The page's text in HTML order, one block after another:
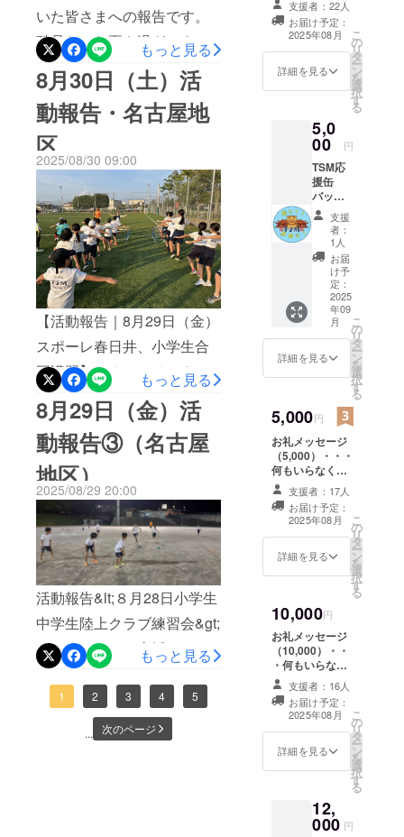
当にありがたかった」とい
う感謝の言葉を多数いただ
いております。そして今、
新たな戦いが始まっていま
す。来年度の全国大会を目
指し、1・2年生による秋の
新人戦がスタートしまし
た。愛知県では、10月25日
に愛知県新人戦が開催しま
す。ここで戦う選手たち
が、来年山口県で行われる
全中を目指す世代の中心と
なっていきます。1年のサイ
クルは本当に早く、コーチ
としても目まぐるしい毎日
ですが、それだけに充実感
もあります。子どもたちの
成長を近くで感じられるこ
とに、大きな喜びと責任を
感じています。これから
も、TSMは競技力だけでな
く「人間力の向上」を大切
に、選手一人ひとりと向き
合いながら進んでまいりま
す。引き続き、皆さまの温
かいご声援を、どうぞよろ
しくお願いいたします。
コーチ 桑山TSMスタッフ一
で競技を見据えて更なるレ
ベルアップを目指す選手。2
年連続全中出場を目標に今
回の課題克服に取り組む選
手。全中に出場する為に新
しい種目にも取り組み始め
る選手。それぞれの目標に
向かって日々切磋琢磨し頑
張っております！来年の全
中にはより多くの選手が出
場出来たらと思います！来
年のアジア大会・2028年の
ロサンゼルスオリンピック
とTSM出身者が出場するか
もしれません。その際は今
回と変わらぬ熱い声援をお
願いします！改めてになり
ますが、クラウドファン
ディングのご縁でTSMをご
支援・ご声援いただきあり
がとうございました！ご支
援・ご声援いただきました
皆様のご多幸をお祈りしま
す。コーチ市川
いた皆さまへの報告です。
酷暑だった夏も過ぎ、よう
やく過ごしやすい日がやっ
てきました。子ども達も動
きやすさを実感して、学校
での運動会や秋の県大会を
目標に元気にトレーニング
に励んでいる中、熱戦を展
開中の世界陸上も、テレビ
を通してだけでなく、国立
競技場まで足を運び、生で
観戦する子ども達もいて、
日本の代表選手たちの活躍
を目の当たりにして陸上へ
のモチベーションや刺激に
もなっているようです。ク
ラウドファンディングにお
いて多くの方からのご支援
や応援をいただき、子ども
たちにとってとても力強い
後押しとなりました。陸上
はもとより他の競技におい
ても、一人でできることは
限られていて、家族や仲
間、自分を取り巻く多くの
方々のとの協力が原動力に
なることを感じとってくれ
たと思っています。受ける
側に立つだけではなく、与
もっと見る
8月30日（土）活
動報告・名古屋地
区
2025/08/30 09:00
【活動報告｜8月29日（金）
スポーレ春日井、小学生合
同講習】こんにちは！クラ
ウドファンディングをご支
援いただいている皆さま
へ、8月29日（金）に行われ
た小学生合同講習の活動報
告をお届けいたします。本
日は、スポーレ春日井多目
的広場にて、小学生の合同
講習を実施しました。いつ
も使用している土のグラウ
ンドとは異なり、人工芝で
の実施となったため、子ど
もたちも「汚れる心配」が
なく、元気いっぱいに身体
を動かす姿が印象的でし
もっと見る
8月29日（金）活
動報告③（名古屋
地区）
2025/08/29 20:00
活動報告&lt;８月28日小学生
中学生陸上クラブ練習会&gt;
こんにちは！ご支援いただ
いている皆さまへ活動報告
です。今回は、小学生の陸
上練習会、中学生の練習会
もっと見る
1 2 3 4 5
... 次のページ
じ内容になりま
す）
支援者：22人
お届け予定：
2025年08月
詳細を見る
こ
の
リ
タ
ー
ン
を
選
択
す
る
5,0
00 円
TSM応
援缶
バッチ
（限定
デザイ
ン）・
・・直
37mm
支援
者：
1人
お届
け予
定：
2025
年09
月
詳細を見る
こ
の
リ
タ
ー
ン
を
選
択
す
る
5,000円
お礼メッセージ
（5,000）・・・
何もいらなく
て、ただ応援し
たい方用に作成
しました（この
リターンは1,000
円、3,000円のリ
ターンと同じ内
支援者：17人
お届け予定：
2025年08月
詳細を見る
こ
の
リ
タ
ー
ン
を
選
択
す
る
10,000円
お礼メッセージ
（10,000）・・
・何もいらなく
て、ただ応援し
たい方用に作成
しました（この
リターンは1,000
円、3,000円のリ
ターンと同じ内
支援者：16人
お届け予定：
2025年08月
詳細を見る
こ
の
リ
タ
ー
ン
を
選
択
す
る
12,
000 円